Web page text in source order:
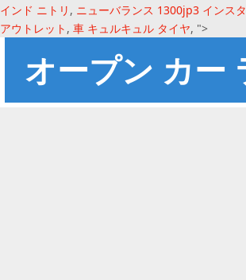
インド ニトリ , ニューバランス 1300jp3 インスタ
アウトレット , 車 キュルキュル タイヤ, ">
オープン カー